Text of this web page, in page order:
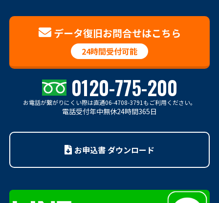
データ復旧お問合せはこちら
24時間受付可能
0120-775-200
お電話が繋がりにくい際は直通06-4708-3791もご利用ください。
電話受付年中無休24時間365日
お申込書 ダウンロード